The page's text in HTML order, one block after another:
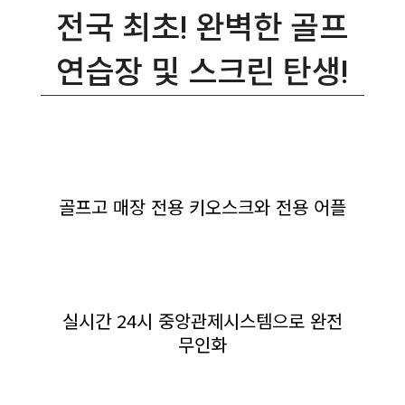
전국 최초! 완벽한 골프
연습장 및 스크린 탄생!
골프고 매장 전용 키오스크와 전용 어플
실시간 24시 중앙관제시스템으로 완전
무인화